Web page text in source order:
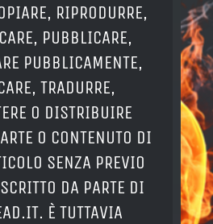
RIPRODURRE,
PUBBLICARE,
PUBBLICAMENTE,
TRADURRE,
O DISTRIBUIRE
O CONTENUTO DI
SENZA PREVIO
DA PARTE DI
È TUTTAVIA